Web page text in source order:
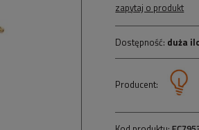
zapytaj o produkt
Dostępność: duża
Producent: